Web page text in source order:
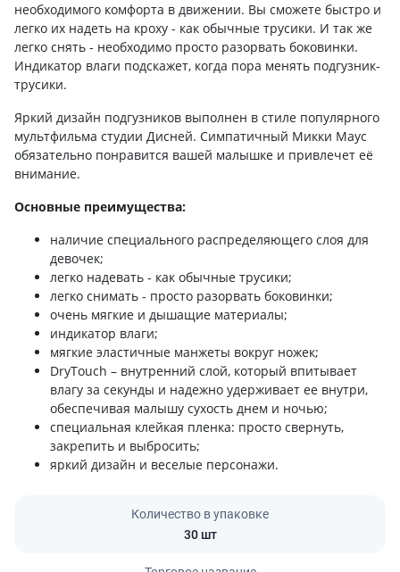
необходимого комфорта в движении. Вы сможете быстро и
легко их надеть на кроху - как обычные трусики. И так же
легко снять - необходимо просто разорвать боковинки.
Индикатор влаги подскажет, когда пора менять подгузник-
трусики.
Яркий дизайн подгузников выполнен в стиле популярного
мультфильма студии Дисней. Симпатичный Микки Маус
обязательно понравится вашей малышке и привлечет её
внимание.
Основные преимущества:
наличие специального распределяющего слоя для
девочек;
легко надевать - как обычные трусики;
легко снимать - просто разорвать боковинки;
очень мягкие и дышащие материалы;
индикатор влаги;
мягкие эластичные манжеты вокруг ножек;
DryTouch – внутренний слой, который впитывает
влагу за секунды и надежно удерживает ее внутри,
обеспечивая малышу сухость днем и ночью;
специальная клейкая пленка: просто свернуть,
закрепить и выбросить;
яркий дизайн и веселые персонажи.
Количество в упаковке
30 шт